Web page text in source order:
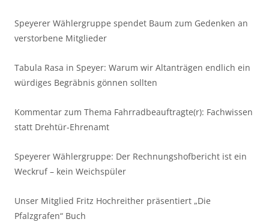
Speyerer Wählergruppe spendet Baum zum Gedenken an
verstorbene Mitglieder
Tabula Rasa in Speyer: Warum wir Altanträgen endlich ein
würdiges Begräbnis gönnen sollten
Kommentar zum Thema Fahrradbeauftragte(r): Fachwissen
statt Drehtür-Ehrenamt
Speyerer Wählergruppe: Der Rechnungshofbericht ist ein
Weckruf – kein Weichspüler
Unser Mitglied Fritz Hochreither präsentiert „Die
Pfalzgrafen“ Buch